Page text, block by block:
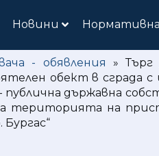
Новини Нормативна
- обявления »
обект в сграда с
държавна
територията на
Бургас“